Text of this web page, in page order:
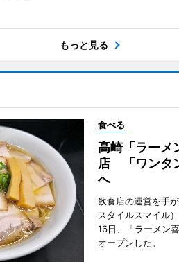
もっと見る
食べる
高崎「ラーメ
店 「ワンタ
へ
飲食店の運営を手
スタイルスマイル
16日、「ラーメン
オープンした。